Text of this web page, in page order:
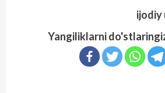
ijodiy
Yangiliklarni